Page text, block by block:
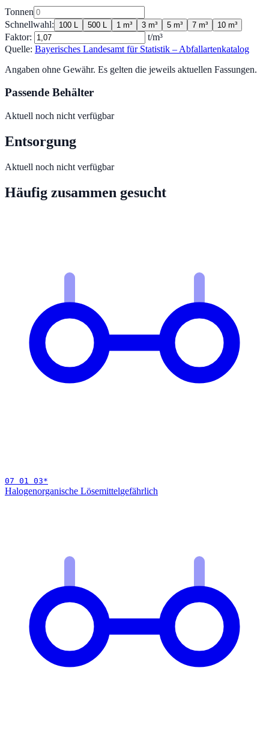
Tonnen
Schnellwahl:
100 L 500 L 1 m³ 3 m³ 5 m³ 7 m³ 10 m³
Faktor:
t/m³
Quelle: Bayerisches Landesamt für Statistik – Abfallartenkatalog
Angaben ohne Gewähr. Es gelten die jeweils aktuellen Fassungen.
Passende Behälter
Aktuell noch nicht verfügbar
Entsorgung
Aktuell noch nicht verfügbar
Häufig zusammen gesucht
07 01 03*
Halogenorganische Lösemittelgefährlich